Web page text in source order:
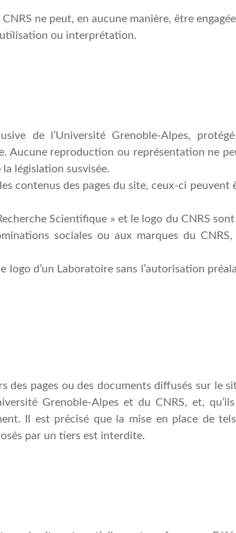
ne peut, en aucune manière, être
ou interprétation.
de l’Université Grenoble-Alpes,
Aucune reproduction ou représentation ne
législation susvisée.
contenus des pages du site, ceux-ci peuvent
Scientifique » et le logo du CNRS
sociales ou aux marques du
logo d’un Laboratoire sans l’autorisation
des pages ou des documents diffusés sur le
Grenoble-Alpes et du CNRS, et,
Il est précisé que la mise en place de
par un tiers est interdite.